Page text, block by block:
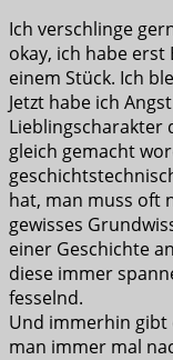
Ich verschlinge
okay, ich habe erst
einem Stück. Ich
Jetzt habe ich
Lieblingscharakter
gleich gemacht
hat, man muss oft
gewisses
einer Geschichte
diese immer
fesselnd.
Und immerhin gibt
man immer mal